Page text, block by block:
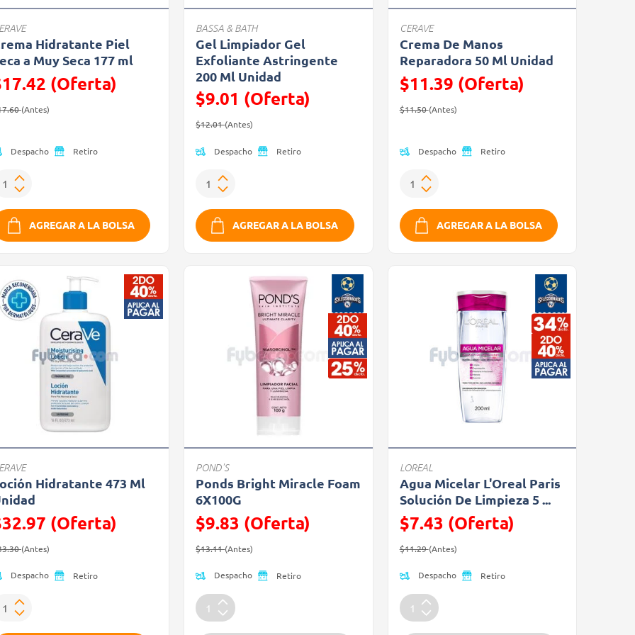
Hidratante Piel
a Muy Seca 177 ml
(Oferta)
reducido de
(Antes)
Despacho Retiro
AGREGAR A LA BOLSA
BASSA & BATH
Gel Limpiador Gel
Exfoliante Astringente
200 Ml Unidad
$9.01 (Oferta)
Precio reducido de
$12.01(Antes)
Despacho Retiro
AGREGAR A LA BOLSA
CERAVE
Crema De Manos
Reparadora 50 Ml Unidad
$11.39 (Oferta)
Precio reducido de
$11.50(Antes)(Oferta)
Despacho Retiro
AGREGAR A LA BOLSA
Hidratante 473 Ml
(Oferta)
reducido de
(Antes)
Despacho Retiro
POND'S
Ponds Bright Miracle Foam
6X100G
$9.83 (Oferta)
Precio reducido de
$13.11(Antes)
Despacho Retiro
LOREAL
Agua Micelar L'Oreal Paris
Solución De Limpieza 5 ...
$7.43 (Oferta)
Precio reducido de
$11.29(Antes)(Oferta)
Despacho Retiro